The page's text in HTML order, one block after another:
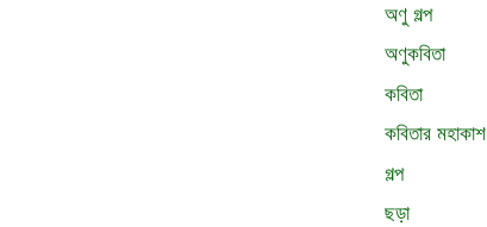
অণু গল্প
অণুকবিতা
কবিতা
কবিতার মহাকাশ
গল্প
ছড়া